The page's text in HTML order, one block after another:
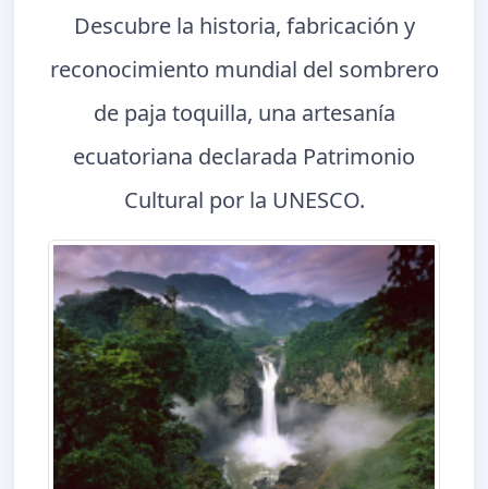
Descubre la historia, fabricación y
reconocimiento mundial del sombrero
de paja toquilla, una artesanía
ecuatoriana declarada Patrimonio
Cultural por la UNESCO.